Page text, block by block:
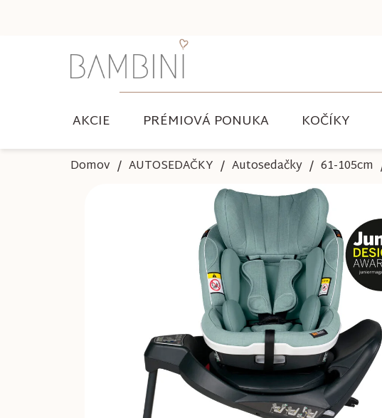
AKCIE PRÉMIOVÁ PONUKA KOČÍKY
Domov AUTOSEDAČKY Autosedačky 61-105cm